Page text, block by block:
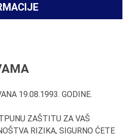
19.08.1993. GODINE.
ZAŠTITU ZA VAŠ
RIZIKA, SIGURNO ĆETE